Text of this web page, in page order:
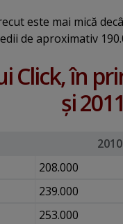
este mai mică
de aproximativ
Click, în
şi 2011
2010
208.000
239.000
253.000